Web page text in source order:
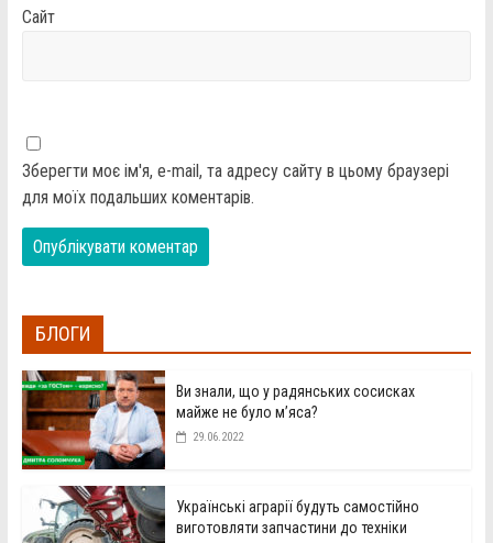
Сайт
Зберегти моє ім'я, e-mail, та адресу сайту в цьому браузері
для моїх подальших коментарів.
БЛОГИ
Ви знали, що у радянських сосисках
майже не було м’яса?
29.06.2022
Українські аграрії будуть самостійно
виготовляти запчастини до техніки